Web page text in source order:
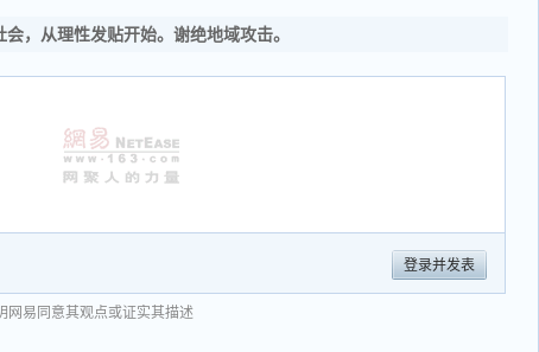
会，从理性发贴开始。谢绝地域攻击。
登录并发表
网易同意其观点或证实其描述